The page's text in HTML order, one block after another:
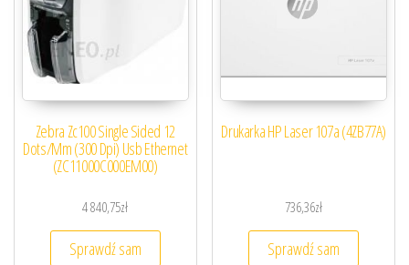
Zebra Zc100 Single Sided 12
Dots/Mm (300 Dpi) Usb Ethernet
(ZC11000C000EM00)
4 840,75zł
Sprawdź sam
Drukarka HP Laser 107a (4ZB77A)
736,36zł
Sprawdź sam